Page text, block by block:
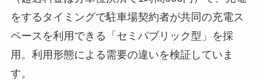
をするタイミングで駐車場契約者が共同の充電ス
ペースを利用できる「セミパブリック型」を採
用。利用形態による需要の違いを検証していま
す。